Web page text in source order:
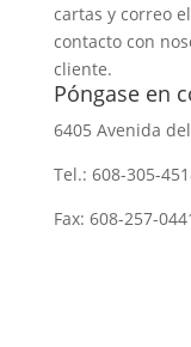
cartas y correo
contacto con
cliente.
Póngase en
6405 Avenida
Tel.: 608-305-
Fax: 608-257-